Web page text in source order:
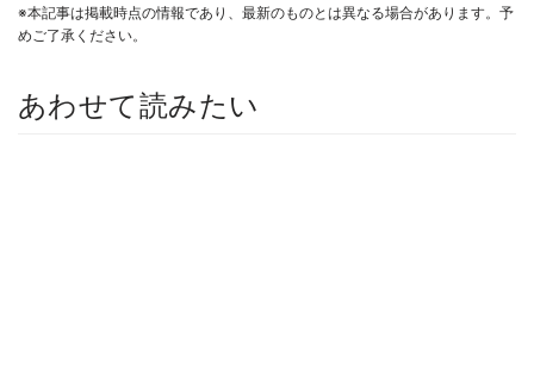
※本記事は掲載時点の情報であり、最新のものとは異なる場合があります。予
めご了承ください。
あわせて読みたい